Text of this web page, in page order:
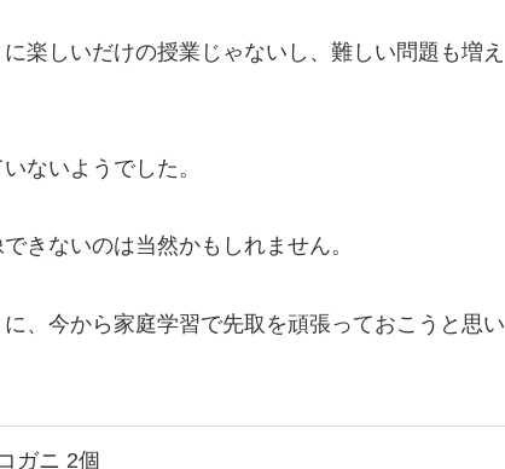
楽しいだけの授業じゃないし、難しい問題も増え
ないようでした。
きないのは当然かもしれません。
、今から家庭学習で先取を頑張っておこうと思い
ガニ 2個